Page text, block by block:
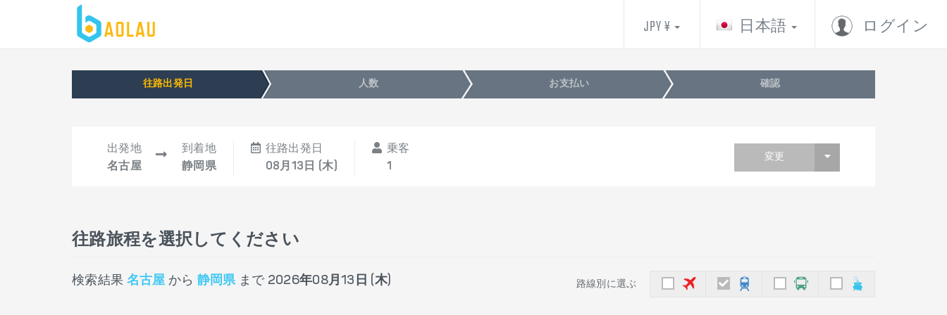
ログイン
日本語
JPY ¥
往路出発日 人数 お支払い 確認
出発地
名古屋
到着地
静岡県
往路出発日
08月13日 (木)
乗客
1
変更
往路旅程を選択してください
検索結果 名古屋 から 静岡県まで 2026年08月13日 (木) 路線別に選ぶ